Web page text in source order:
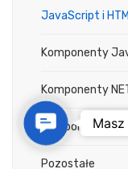
JavaScript i
Komponenty
Komponenty
Komponenty
Pozostałe
Contact Us